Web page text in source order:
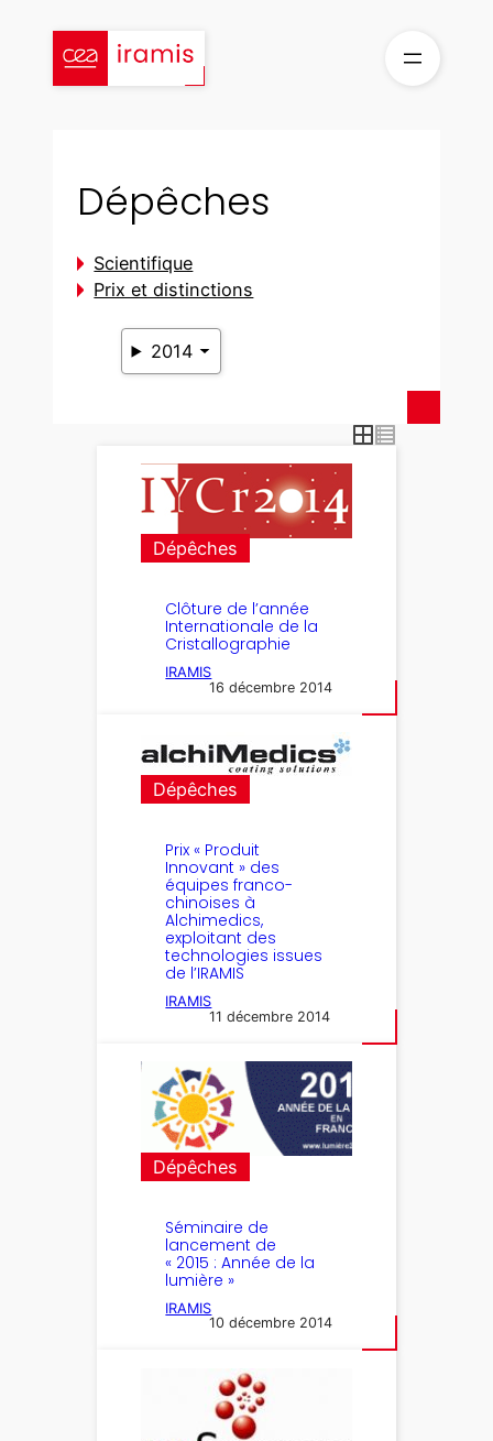
contenu
Dépêches
Scientifique
Prix et distinctions
2014
Dépêches
Clôture de l’année
Internationale de la
Cristallographie
IRAMIS
16 décembre 2014
Dépêches
Prix « Produit
Innovant » des
équipes franco-
chinoises à
Alchimedics,
exploitant des
technologies issues
de l’IRAMIS
IRAMIS
11 décembre 2014
Dépêches
Séminaire de
lancement de
« 2015 : Année de la
lumière »
IRAMIS
10 décembre 2014